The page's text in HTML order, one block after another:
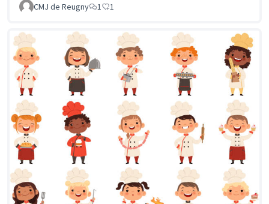
CMJ de Reugny
1 1